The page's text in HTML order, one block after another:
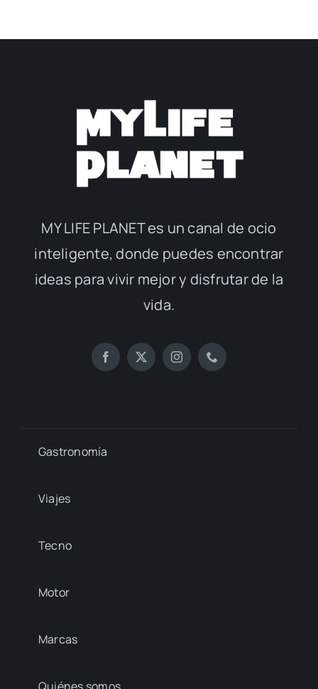
MY LIFE PLANET es un canal de ocio
inteligente, donde puedes encontrar
ideas para vivir mejor y disfrutar de la
vida.
Gastronomía
Viajes
Tecno
Motor
Marcas